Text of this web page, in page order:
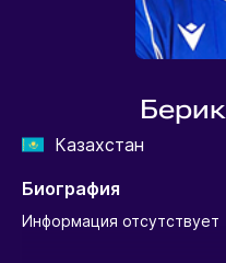
Казахстан
Биография
Информация отсутствует